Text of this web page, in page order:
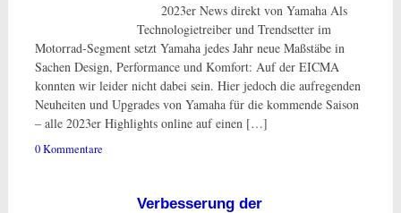
2023er News direkt von Yamaha Als
Technologietreiber und Trendsetter im
Motorrad-Segment setzt Yamaha jedes Jahr neue Maßstäbe in
Sachen Design, Performance und Komfort: Auf der EICMA
konnten wir leider nicht dabei sein. Hier jedoch die aufregenden
Neuheiten und Upgrades von Yamaha für die kommende Saison
– alle 2023er Highlights online auf einen […]
0 Kommentare
Verbesserung der